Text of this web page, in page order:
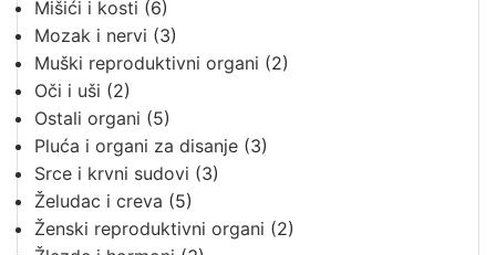
Mišići i kosti (6)
Mozak i nervi (3)
Muški reproduktivni organi (2)
Oči i uši (2)
Ostali organi (5)
Pluća i organi za disanje (3)
Srce i krvni sudovi (3)
Želudac i creva (5)
Ženski reproduktivni organi (2)